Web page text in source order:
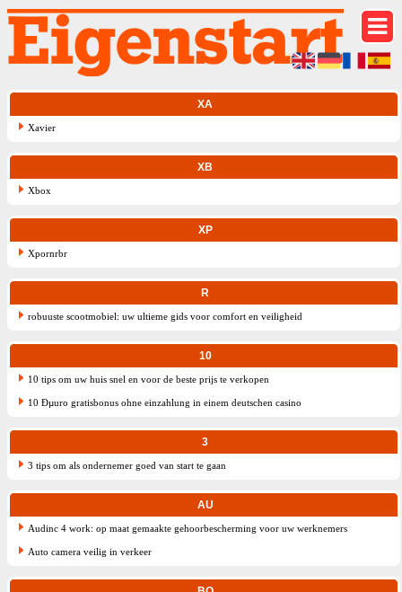
XA
Xavier
XB
Xbox
XP
Xpornrbr
R
robuuste scootmobiel: uw ultieme gids voor comfort en veiligheid
10
10 tips om uw huis snel en voor de beste prijs te verkopen
10 Ðµuro gratisbonus ohne einzahlung in einem deutschen casino
3
3 tips om als ondernemer goed van start te gaan
AU
Audinc 4 work: op maat gemaakte gehoorbescherming voor uw werknemers
Auto camera veilig in verkeer